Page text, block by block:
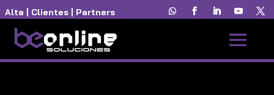
Alta Clientes Partners